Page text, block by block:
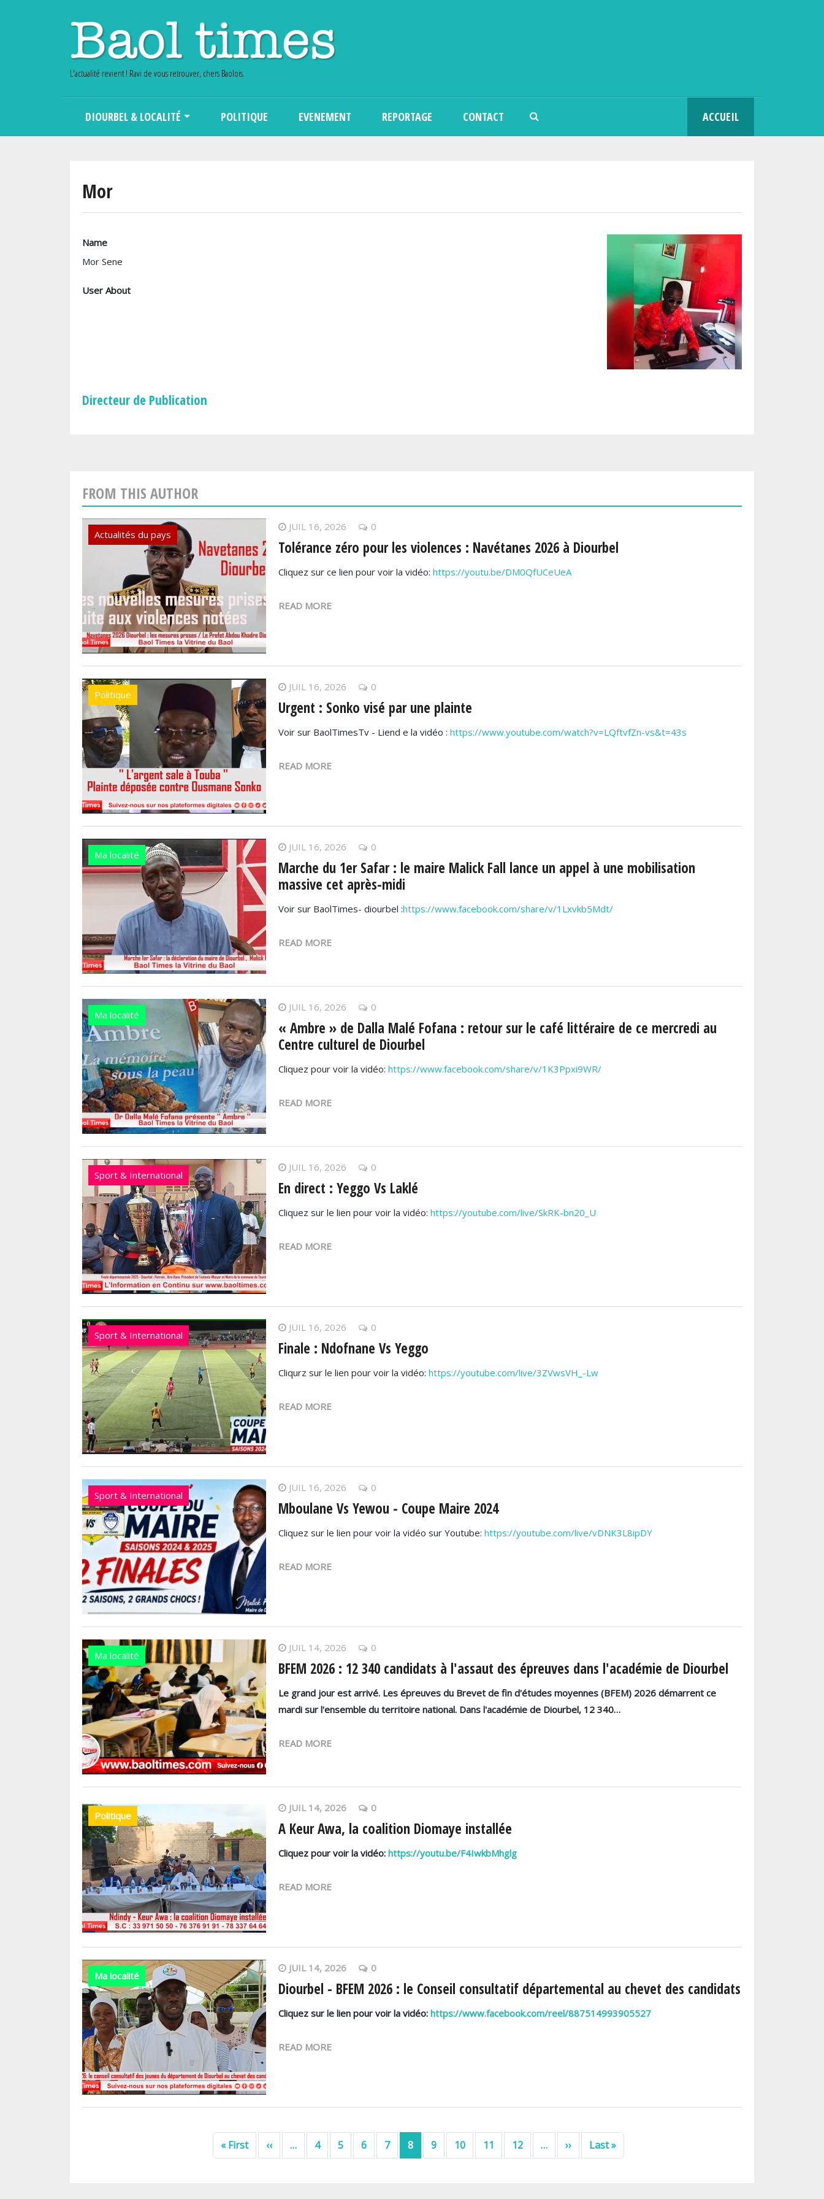
L'actualité revient ! Ravi de vous retrouver, chers Baolois.
DIOURBEL & LOCALITÉ POLITIQUE EVENEMENT REPORTAGE CONTACT ACCUEIL
Mor
Name
Mor Sene
User About
Directeur de Publication
FROM THIS AUTHOR
Actualités du pays
JUIL 16, 2026 0
Tolérance zéro pour les violences : Navétanes 2026 à Diourbel
Cliquez sur ce lien pour voir la vidéo: https://youtu.be/DM0QfUCeUeA
READ MORE
Politique
JUIL 16, 2026 0
Urgent : Sonko visé par une plainte
Voir sur BaolTimesTv - Liend e la vidéo : https://www.youtube.com/watch?v=LQftvfZn-vs&t=43s
READ MORE
Ma localité
JUIL 16, 2026 0
Marche du 1er Safar : le maire Malick Fall lance un appel à une mobilisation
massive cet après-midi
Voir sur BaolTimes- diourbel :https://www.facebook.com/share/v/1Lxvkb5Mdt/
READ MORE
Ma localité
JUIL 16, 2026 0
« Ambre » de Dalla Malé Fofana : retour sur le café littéraire de ce mercredi au
Centre culturel de Diourbel
Cliquez pour voir la vidéo: https://www.facebook.com/share/v/1K3Ppxi9WR/
READ MORE
Sport & International
JUIL 16, 2026 0
En direct : Yeggo Vs Laklé
Cliquez sur le lien pour voir la vidéo: https://youtube.com/live/SkRK-bn20_U
READ MORE
Sport & International
JUIL 16, 2026 0
Finale : Ndofnane Vs Yeggo
Cliqurz sur le lien pour voir la vidéo: https://youtube.com/live/3ZVwsVH_-Lw
READ MORE
Sport & International
JUIL 16, 2026 0
Mboulane Vs Yewou - Coupe Maire 2024
Cliquez sur le lien pour voir la vidéo sur Youtube: https://youtube.com/live/vDNK3L8ipDY
READ MORE
Ma localité
JUIL 14, 2026 0
BFEM 2026 : 12 340 candidats à l'assaut des épreuves dans l'académie de Diourbel
Le grand jour est arrivé. Les épreuves du Brevet de fin d'études moyennes (BFEM) 2026 démarrent ce
mardi sur l'ensemble du territoire national. Dans l'académie de Diourbel, 12 340…
READ MORE
Politique
JUIL 14, 2026 0
A Keur Awa, la coalition Diomaye installée
Cliquez pour voir la vidéo: https://youtu.be/F4IwkbMhglg
READ MORE
Ma localité
JUIL 14, 2026 0
Diourbel - BFEM 2026 : le Conseil consultatif départemental au chevet des candidats
Cliquez sur le lien pour voir la vidéo: https://www.facebook.com/reel/887514993905527
READ MORE
« FirstPremière page
‹‹Page précédente
… 4 5 6 7 8 9 10 11 12 … ››Page suivante
Last »Dernière page